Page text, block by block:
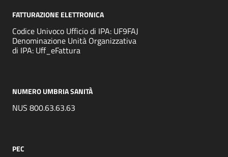
FATTURAZIONE ELETTRONICA
Codice Univoco Ufficio di IPA: UF9FAJ
Denominazione Unità Organizzativa
di IPA: Uff_eFattura
NUMERO UMBRIA SANITÀ
NUS 800.63.63.63
PEC